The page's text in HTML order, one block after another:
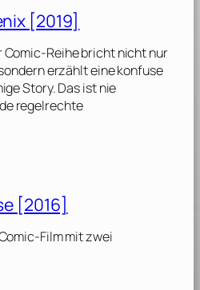
[2019]
Comic-Reihe bricht nicht nur
erzählt eine konfuse
Story. Das ist nie
regelrechte
[2016]
Film mit zwei